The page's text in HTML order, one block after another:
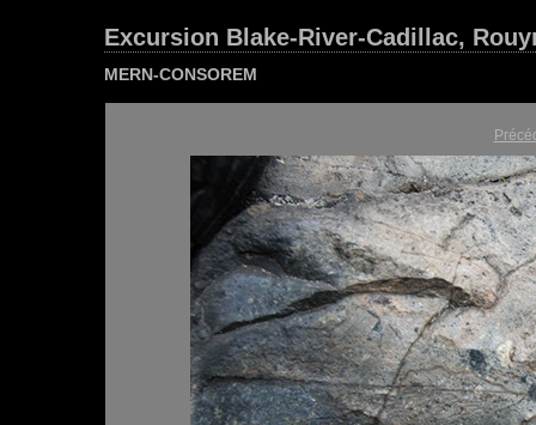
Excursion Blake-River-Cadillac,
MERN-CONSOREM